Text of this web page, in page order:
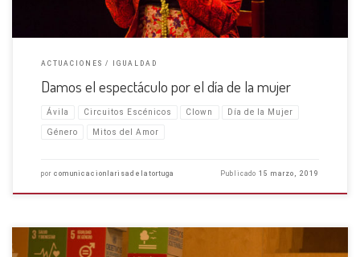
ACTUACIONES IGUALDAD
Damos el espectáculo por el día de la mujer
Ávila Circuitos Escénicos Clown Día de la Mujer
Género Mitos del Amor
por comunicacionlarisadelatortuga Publicado15 marzo, 2019